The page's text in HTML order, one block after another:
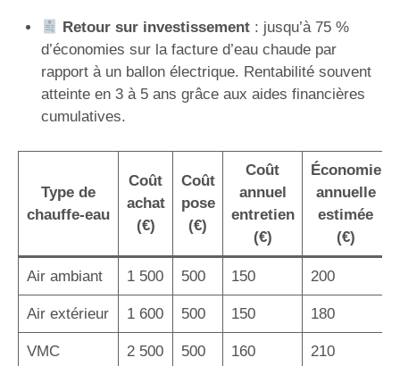
Retour sur investissement: jusqu’à 75 %
d’économies sur la facture d’eau chaude par
rapport à un ballon électrique. Rentabilité souvent
atteinte en 3 à 5 ans grâce aux aides financières
cumulatives.
Type de
chauffe-eau
Coût
achat
(€)
Coût
pose
(€)
Coût
annuel
entretien
(€)
Économie
annuelle
estimée
(€)
Air ambiant 1 500 500 150 200
Air extérieur 1 600 500 150 180
VMC 2 500 500 160 210